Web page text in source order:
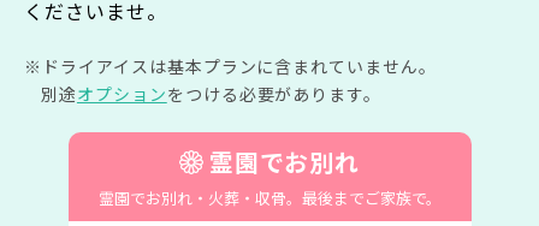
くださいませ。
ドライアイスは基本プランに含まれていません。
別途オプションをつける必要があります。
霊園でお別れ
霊園でお別れ・火葬・収骨。 最後までご家族で。